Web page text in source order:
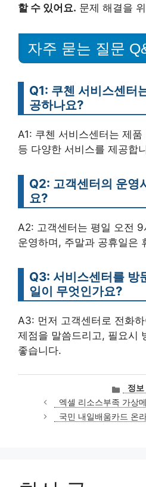
할 수 있어요. 문제 해결을
자주 묻는 질문
Q1: 쿠첸 서비스센터
공하나요?
A1: 쿠첸 서비스센터는 제
등 다양한 서비스를 제공합
Q2: 고객센터의 운영
요?
A2: 고객센터는 평일 오전
운영하며, 주말과 공휴일은
Q3: 서비스센터를 방
일이 무엇인가요?
A3: 먼저 고객센터로 전화
제점을 말씀드리고, 필요시
좋습니다.
카
테
고
리
정보
엑셀 리소스부족 가상
국민 내일배움카드 온